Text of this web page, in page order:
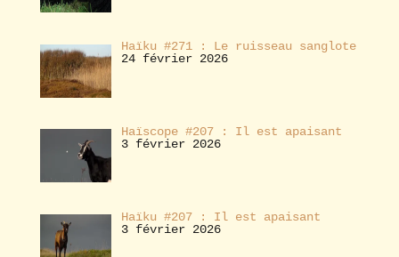
Haïku #271 : Le ruisseau sanglote
24 février 2026
Haïscope #207 : Il est apaisant
3 février 2026
Haïku #207 : Il est apaisant
3 février 2026